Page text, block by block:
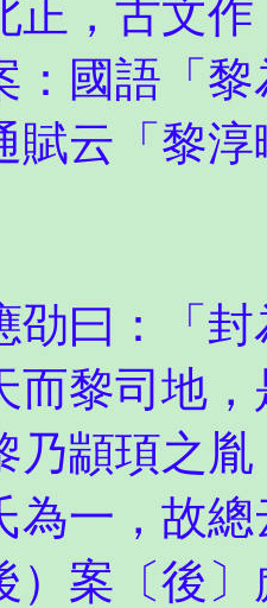
正，古文
：國語「
賦云「黎
劭曰：「
而黎司地
乃顓頊之
為一，故
）案〔後